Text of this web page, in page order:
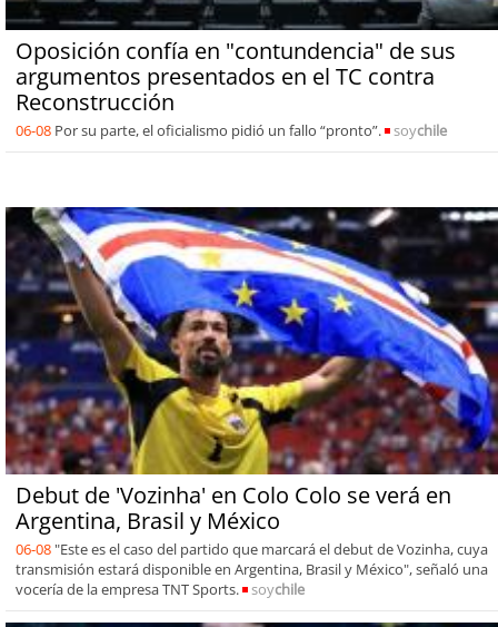
Oposición confía en "contundencia" de sus
argumentos presentados en el TC contra
Reconstrucción
06-08 Por su parte, el oficialismo pidió un fallo “pronto”. soychile
Debut de 'Vozinha' en Colo Colo se verá en
Argentina, Brasil y México
06-08 "Este es el caso del partido que marcará el debut de Vozinha, cuya
transmisión estará disponible en Argentina, Brasil y México", señaló una
vocería de la empresa TNT Sports.
soychile